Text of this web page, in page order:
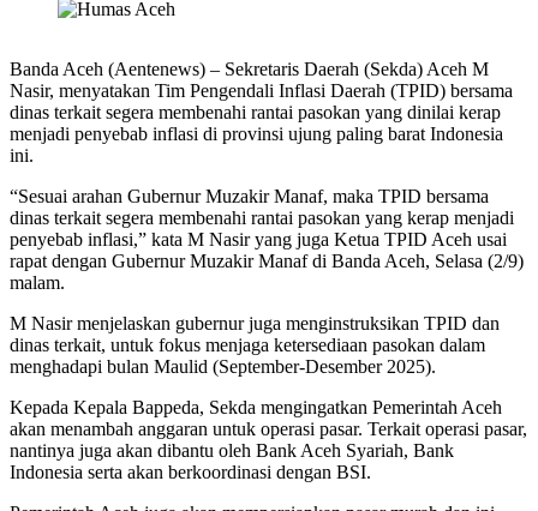
Banda Aceh (Aentenews) – Sekretaris Daerah (Sekda) Aceh M
Nasir, menyatakan Tim Pengendali Inflasi Daerah (TPID) bersama
dinas terkait segera membenahi rantai pasokan yang dinilai kerap
menjadi penyebab inflasi di provinsi ujung paling barat Indonesia
ini.
“Sesuai arahan Gubernur Muzakir Manaf, maka TPID bersama
dinas terkait segera membenahi rantai pasokan yang kerap menjadi
penyebab inflasi,” kata M Nasir yang juga Ketua TPID Aceh usai
rapat dengan Gubernur Muzakir Manaf di Banda Aceh, Selasa (2/9)
malam.
M Nasir menjelaskan gubernur juga menginstruksikan TPID dan
dinas terkait, untuk fokus menjaga ketersediaan pasokan dalam
menghadapi bulan Maulid (September-Desember 2025).
Kepada Kepala Bappeda, Sekda mengingatkan Pemerintah Aceh
akan menambah anggaran untuk operasi pasar. Terkait operasi pasar,
nantinya juga akan dibantu oleh Bank Aceh Syariah, Bank
Indonesia serta akan berkoordinasi dengan BSI.